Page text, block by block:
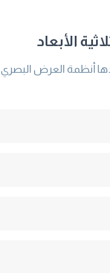
الأبعاد
أنظمة العرض